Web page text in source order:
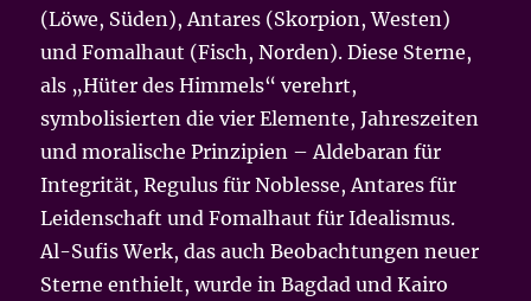
(Löwe, Süden), Antares (Skorpion, Westen)
und Fomalhaut (Fisch, Norden). Diese Sterne,
als „Hüter des Himmels“ verehrt,
symbolisierten die vier Elemente, Jahreszeiten
und moralische Prinzipien – Aldebaran für
Integrität, Regulus für Noblesse, Antares für
Leidenschaft und Fomalhaut für Idealismus.
Al-Sufis Werk, das auch Beobachtungen neuer
Sterne enthielt, wurde in Bagdad und Kairo